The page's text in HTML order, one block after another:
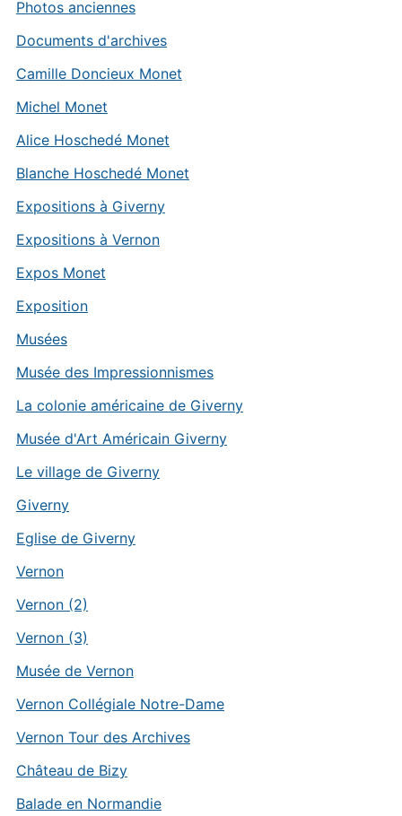
Photos anciennes
Documents d'archives
Camille Doncieux Monet
Michel Monet
Alice Hoschedé Monet
Blanche Hoschedé Monet
Expositions à Giverny
Expositions à Vernon
Expos Monet
Exposition
Musées
Musée des Impressionnismes
La colonie américaine de Giverny
Musée d'Art Américain Giverny
Le village de Giverny
Giverny
Eglise de Giverny
Vernon
Vernon (2)
Vernon (3)
Musée de Vernon
Vernon Collégiale Notre-Dame
Vernon Tour des Archives
Château de Bizy
Balade en Normandie